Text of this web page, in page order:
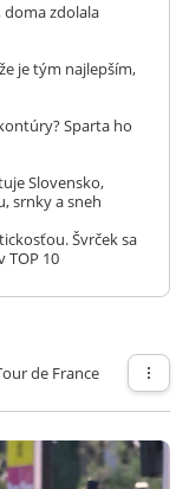
doma zdolala
je tým najlepším,
Sparta ho
Slovensko,
srnky a sneh
Švrček sa
TOP 10
de France